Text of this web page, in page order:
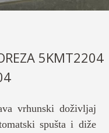
5KMT2204
vrhunski doživljaj
spušta i diže